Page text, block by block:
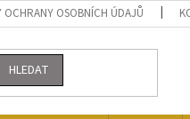
OCHRANY OSOBNÍCH ÚDAJŮ
HLEDAT